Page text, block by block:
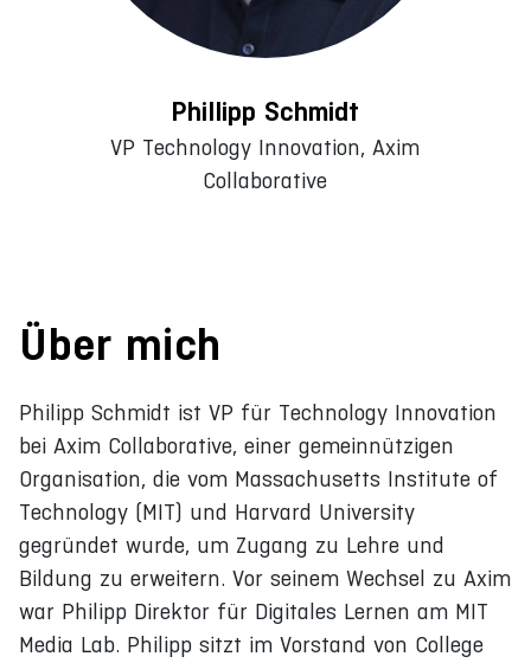
Phillipp Schmidt
VP Technology Innovation, Axim
Collaborative
Über mich
Philipp Schmidt ist VP für Technology Innovation
bei Axim Collaborative, einer gemeinnützigen
Organisation, die vom Massachusetts Institute of
Technology (MIT) und Harvard University
gegründet wurde, um Zugang zu Lehre und
Bildung zu erweitern. Vor seinem Wechsel zu Axim
war Philipp Direktor für Digitales Lernen am MIT
Media Lab. Philipp sitzt im Vorstand von College